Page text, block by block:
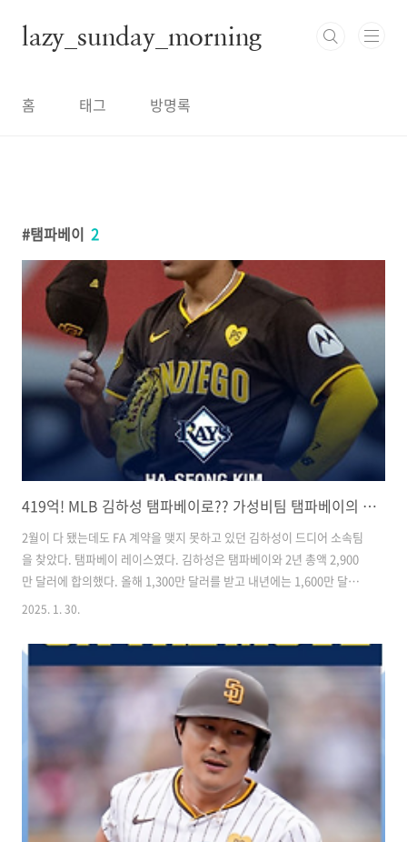
lazy_sunday_morning
홈 태그 방명록
탬파베이 2
419억! MLB 김하성 탬파베이로?? 가성비팀 탬파베이의 선택 이유!
2월이 다 됐는데도 FA 계약을 맺지 못하고 있던 김하성이 드디어 소속팀
을 찾았다. 탬파베이 레이스였다. 김하성은 탬파베이와 2년 총액 2,900
만 달러에 합의했다. 올해 1,300만 달러를 받고 내년에는 1,600만 달러
를 받는 조건이었다. 올해 325타석에 들어서면 200만 달러를 받을 수 있
없는 상황에서 이 정도 계약은 선수와 구단 모두에게 나쁘지 않은 규모로
보인다. ​탬파베이와 사인한 김하성.​그런데 놀라운 건 옵트아웃이 포함돼
있다는 점이었다. 김하성이 올 시즌을 마치고 옵트아웃, 그러니까 FA를
신할 수 있는 조건을 넣은 것이다. ​옵트아웃은 기본적으로 엄청난 선수
친화 계약이다. 선수가 마음만 먹으면 바로 FA 자격을 ..
2025. 1. 30.